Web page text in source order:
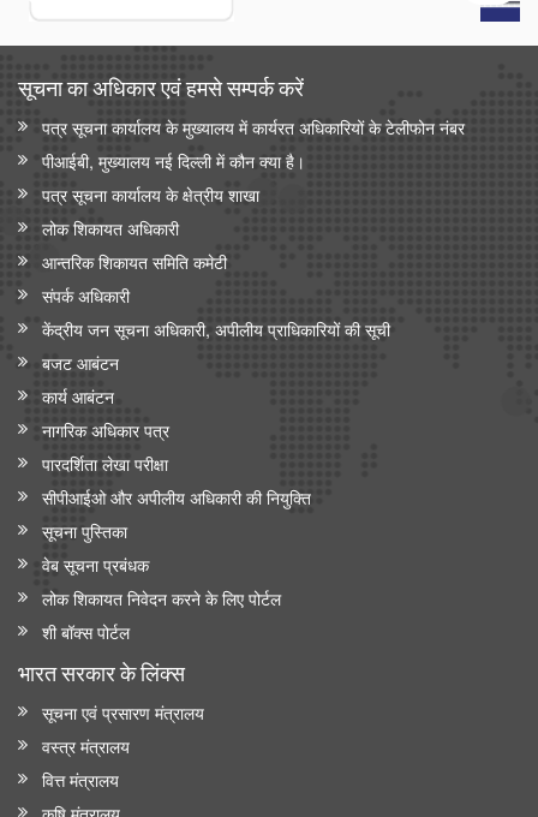
सूचना का अधिकार एवं हमसे सम्‍पर्क करें
पत्र सूचना कार्यालय के मुख्यालय में कार्यरत अधिकारियों के टेलीफोन नंबर
पीआईबी, मुख्यालय नई दिल्ली में कौन क्या है।
पत्र सूचना कार्यालय के क्षेत्रीय शाखा
लोक शिकायत अधिकारी
आन्‍तरिक शिकायत समिति कमेटी
संपर्क अधिकारी
केंद्रीय जन सूचना अधिकारी, अपीलीय प्राधिकारियों की सूची
बजट आबंटन
कार्य आबंटन
नागरिक अधिकार पत्र
पारदर्शिता लेखा परीक्षा
सीपीआईओ और अपी‍लीय अधिकारी की नियुक्ति
सूचना पुस्तिका
वेब सूचना प्रबंधक
लोक शिकायत निवेदन करने के लिए पोर्टल
शी बॉक्स पोर्टल
भारत सरकार के लिंक्‍स
सूचना एवं प्रसारण मंत्रालय
वस्त्र मंत्रालय
वित्त मंत्रालय